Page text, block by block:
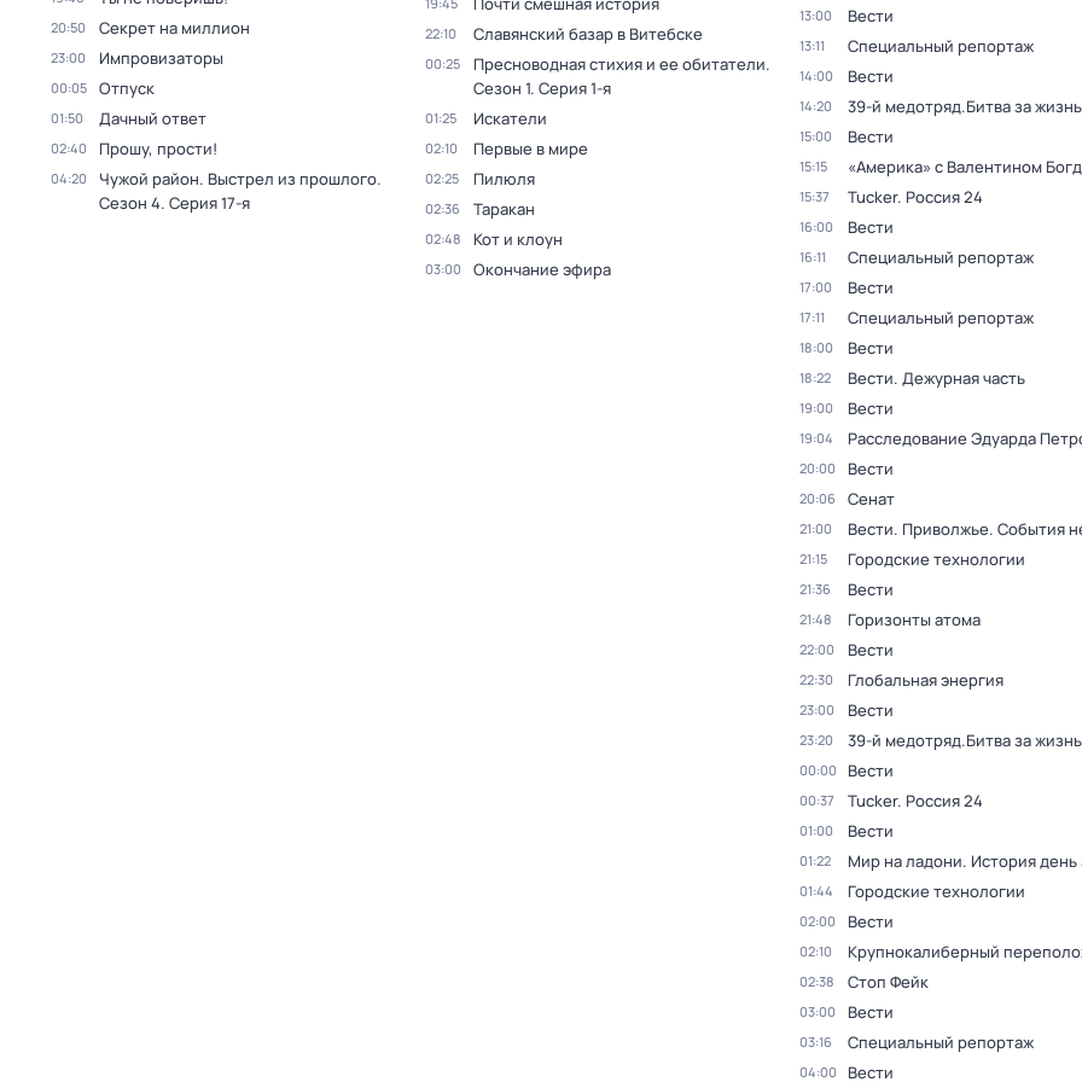
20:50 Секрет на миллион
23:00 Импровизаторы
00:05 Отпуск
01:50 Дачный ответ
02:40 Прошу, прости!
04:20 Чужой район. Выстрел из прошлого.
Сезон 4. Серия 17-я
22:10 Славянский базар в Витебске
00:25 Пресноводная стихия и ее обитатели.
Сезон 1. Серия 1-я
01:25 Искатели
02:10 Первые в мире
02:25 Пилюля
02:36 Таракан
02:48 Кот и клоун
03:00 Окончание эфира
13:00 Вести
13:11 Специальный репортаж
14:00 Вести
14:20 39-й медотряд.Битва за жизнь
15:00 Вести
15:15 «Америка» с Валентином
15:37 Tucker. Россия 24
16:00 Вести
16:11 Специальный репортаж
17:00 Вести
17:11 Специальный репортаж
18:00 Вести
18:22 Вести. Дежурная часть
19:00 Вести
19:04 Расследование Эдуарда
20:00 Вести
20:06 Сенат
21:00 Вести. Приволжье. События
21:15 Городские технологии
21:36 Вести
21:48 Горизонты атома
22:00 Вести
22:30 Глобальная энергия
23:00 Вести
23:20 39-й медотряд.Битва за жизнь
00:00 Вести
00:37 Tucker. Россия 24
01:00 Вести
01:22 Мир на ладони. История день
01:44 Городские технологии
02:00 Вести
02:10 Крупнокалиберный
02:38 Стоп Фейк
03:00 Вести
03:16 Специальный репортаж
04:00 Вести